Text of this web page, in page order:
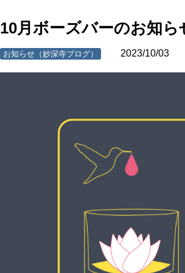
10月ボーズバーのお知ら
お知らせ（妙深寺ブログ） 2023/10/03